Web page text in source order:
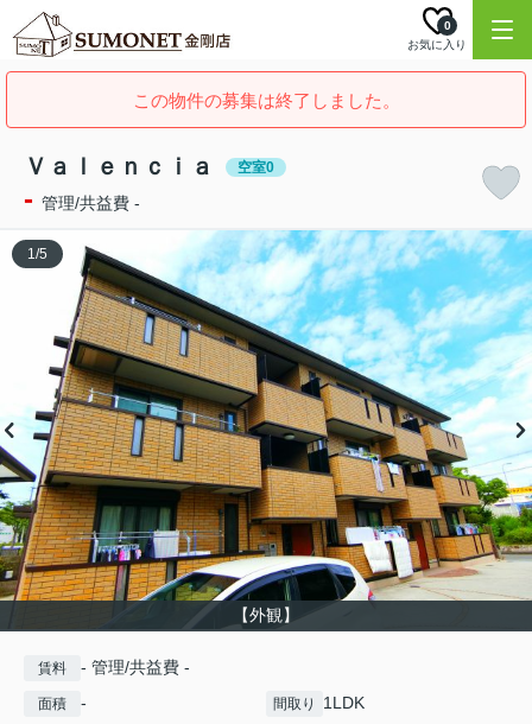
お気に入り
0
この物件の募集は終了しました。
Ｖａｌｅｎｃｉａ 空室0
- 管理/共益費 -
【外観】
1/5
賃料 - 管理/共益費 -
面積 - 間取り 1LDK